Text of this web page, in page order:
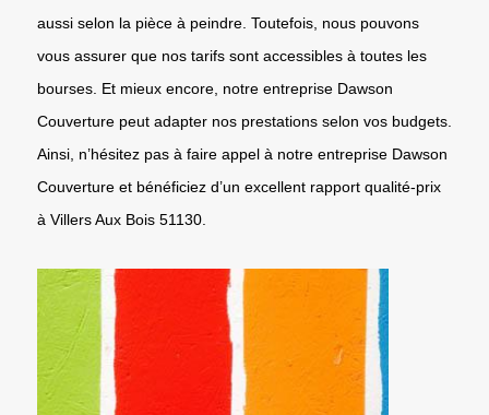
aussi selon la pièce à peindre. Toutefois, nous pouvons
vous assurer que nos tarifs sont accessibles à toutes les
bourses. Et mieux encore, notre entreprise Dawson
Couverture peut adapter nos prestations selon vos budgets.
Ainsi, n’hésitez pas à faire appel à notre entreprise Dawson
Couverture et bénéficiez d’un excellent rapport qualité-prix
à Villers Aux Bois 51130.